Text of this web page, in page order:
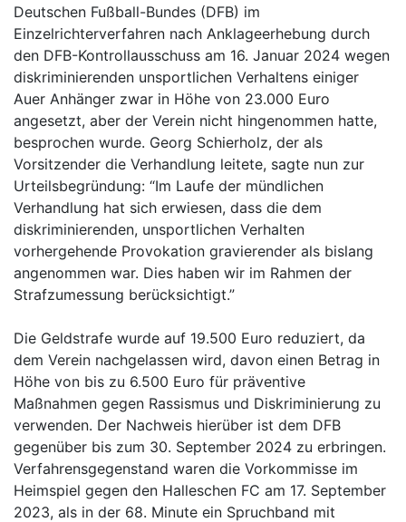
Deutschen Fußball-Bundes (DFB) im
Einzelrichterverfahren nach Anklageerhebung durch
den DFB-Kontrollausschuss am 16. Januar 2024 wegen
diskriminierenden unsportlichen Verhaltens einiger
Auer Anhänger zwar in Höhe von 23.000 Euro
angesetzt, aber der Verein nicht hingenommen hatte,
besprochen wurde. Georg Schierholz, der als
Vorsitzender die Verhandlung leitete, sagte nun zur
Urteilsbegründung: “Im Laufe der mündlichen
Verhandlung hat sich erwiesen, dass die dem
diskriminierenden, unsportlichen Verhalten
vorhergehende Provokation gravierender als bislang
angenommen war. Dies haben wir im Rahmen der
Strafzumessung berücksichtigt.”
Die Geldstrafe wurde auf 19.500 Euro reduziert, da
dem Verein nachgelassen wird, davon einen Betrag in
Höhe von bis zu 6.500 Euro für präventive
Maßnahmen gegen Rassismus und Diskriminierung zu
verwenden. Der Nachweis hierüber ist dem DFB
gegenüber bis zum 30. September 2024 zu erbringen.
Verfahrensgegenstand waren die Vorkommisse im
Heimspiel gegen den Halleschen FC am 17. September
2023, als in der 68. Minute ein Spruchband mit